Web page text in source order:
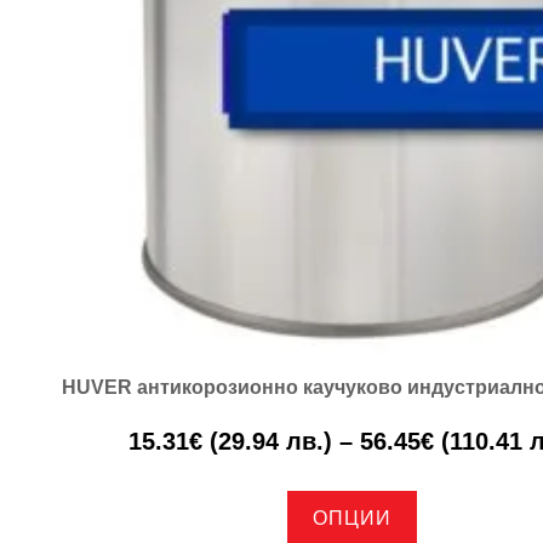
HUVER антикорозионно каучуково
15.31€ (29.94 лв.) – 56.45€ (110.41
ОПЦИИ